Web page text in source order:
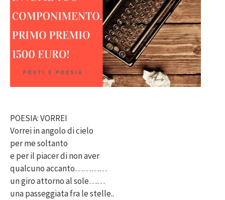
POESIA: VORREI
Vorrei in angolo di cielo
per me soltanto
e per il piacer di non aver
qualcuno accanto…………
un giro attorno al sole……
una passeggiata fra le stelle..